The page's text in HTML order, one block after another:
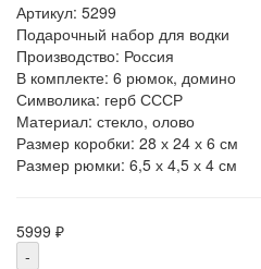
Артикул: 5299
Подарочный набор для водки
Производство: Россия
В комплекте: 6 рюмок, домино
Символика: герб СССР
Материал: стекло, олово
Размер коробки: 28 х 24 х 6 см
Размер рюмки: 6,5 х 4,5 х 4 см
5999 ₽
-